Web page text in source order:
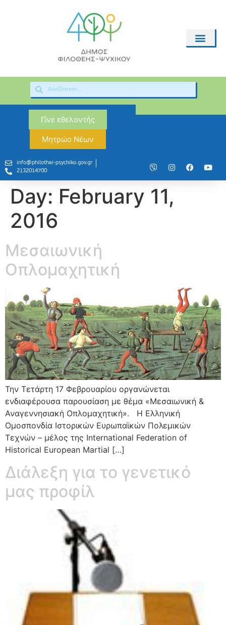
Γίνε εθελοντής
Μητρώο Νέων
info@philothei-psychiko.gov.gr
2132014700
Day: February 11,
2016
Μεσαιωνική
Οπλομαχητική
Την Τετάρτη 17 Φεβρουαρίου οργανώνεται
ενδιαφέρουσα παρουσίαση με θέμα «Μεσαιωνική &
Αναγεννησιακή Οπλομαχητική». Η Ελληνική
Ομοσπονδία Ιστορικών Ευρωπαϊκών Πολεμικών
Τεχνών – μέλος της International Federation of
Historical European Martial […]
Διάλεξη για το γενετικό
μας προφίλ